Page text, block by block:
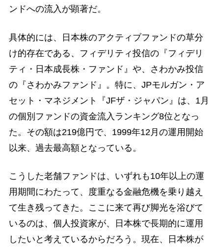
ンドへの流入が顕著だ。
具体的には、日本株のアクティブファンドの草分
け的存在である、フィデリティ投信の『フィデリ
ティ・日本成長株・ファンド』や、さわかみ投信
の『さわかみファンド』。特に、JPモルガン・ア
セット・マネジメント『JFザ・ジャパン』は、1月
の個別ファンドの資金流入ランキング8位となっ
た。その額は219億円で、1999年12月の運用開始
以来、過去最高額となっている。
こうした老舗ファンドは、いずれも10年以上の運
用期間にわたって、度重なる金融危機を乗り越え
て生き残ってきた。ここに来て再び脚光を浴びて
いるのは、個人投資家が、日本株で長期的に運用
したいと考えているからだろう。現在、日本株が